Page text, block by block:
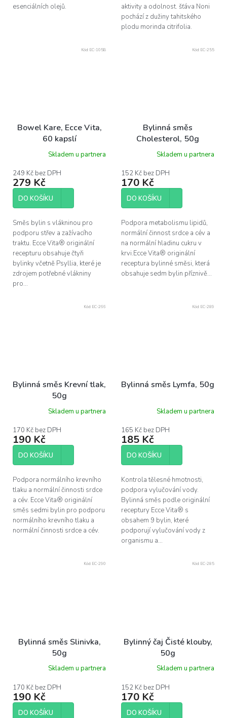
esenciálních olejů.
aktivity a odolnost. šťáva Noni
pochází z dužiny tahitského
plodu morinda citrifolia.
Bowel Kare, Ecce Vita,
60 kapslí
Skladem u partnera
249 Kč bez DPH
279 Kč
DO KOŠÍKU
Směs bylin s vlákninou pro
podporu střev a zažívacího
traktu. Ecce Vita® originální
recepturu obsahuje čtyři
bylinky včetně Psyllia, které je
zdrojem potřebné vlákniny
pro...
Kód: EC-105B
Bylinná směs
Cholesterol, 50g
Skladem u partnera
152 Kč bez DPH
170 Kč
DO KOŠÍKU
Podpora metabolismu lipidů,
normální činnost srdce a cév a
na normální hladinu cukru v
krvi.Ecce Vita® originální
receptura bylinné směsi, která
obsahuje sedm bylin příznivě...
Kód: EC-255
Bylinná směs Krevní tlak,
50g
Skladem u partnera
170 Kč bez DPH
190 Kč
DO KOŠÍKU
Podpora normálního krevního
tlaku a normální činnosti srdce
a cév. Ecce Vita® originální
směs sedmi bylin pro podporu
normálního krevního tlaku a
normální činnosti srdce a cév.
Kód: EC-266
Bylinná směs Lymfa, 50g
Skladem u partnera
165 Kč bez DPH
185 Kč
DO KOŠÍKU
Kontrola tělesné hmotnosti,
podpora vylučování vody.
Bylinná směs podle originální
receptury Ecce Vita® s
obsahem 9 bylin, které
podporují vylučování vody z
organismu a...
Kód: EC-289
Bylinná směs Slinivka,
50g
Skladem u partnera
170 Kč bez DPH
190 Kč
DO KOŠÍKU
Kód: EC-290
Bylinný čaj Čisté klouby,
50g
Skladem u partnera
152 Kč bez DPH
170 Kč
DO KOŠÍKU
Kód: EC-285